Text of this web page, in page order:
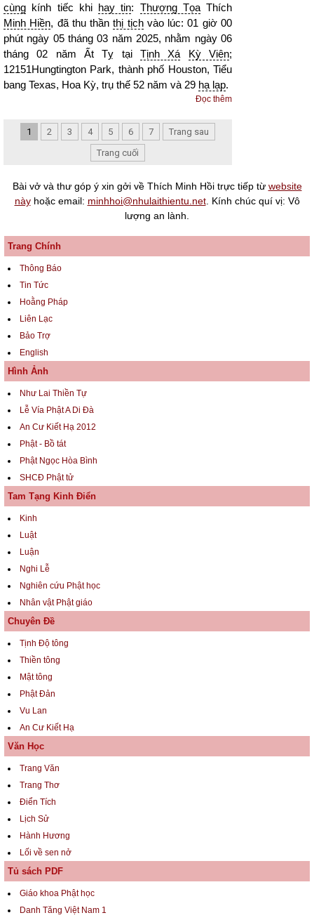
cùng kính tiếc khi hay tin: Thượng TọaThích
Minh Hiền, đã thu thầnthị tịchvào lúc: 01 giờ 00
phút ngày 05 tháng 03 năm 2025, nhằm ngày 06
tháng 02 năm Ất Tỵ tại Tịnh Xá Kỳ Viên;
12151Hungtington Park, thành phố Houston, Tiểu
bang Texas, Hoa Kỳ, trụ thế 52 năm và 29 hạ lạp.
Đọc thêm
1 2 3 4 5 6 7
Trang sau
Trang cuối
Bài vở và thư góp ý xin gởi về Thích Minh Hồi trực tiếp từ website
nàyhoặc email: minhhoi@nhulaithientu.net. Kính chúc quí vị: Vô
lượng an lành.
Trang Chính
Thông Báo
Tin Tức
Hoằng Pháp
Liên Lạc
Bảo Trợ
English
Hình Ảnh
Như Lai Thiền Tự
Lễ Vía Phật A Di Đà
An Cư Kiết Hạ 2012
Phật - Bồ tát
Phật Ngọc Hòa Bình
SHCĐ Phật tử
Tam Tạng Kinh Điển
Kinh
Luật
Luận
Nghi Lễ
Nghiên cứu Phật học
Nhân vật Phật giáo
Chuyên Đề
Tịnh Độ tông
Thiền tông
Mật tông
Phật Đản
Vu Lan
An Cư Kiết Hạ
Văn Học
Trang Văn
Trang Thơ
Điển Tích
Lịch Sử
Hành Hương
Lối về sen nở
Tủ sách PDF
Giáo khoa Phật học
Danh Tăng Việt Nam 1